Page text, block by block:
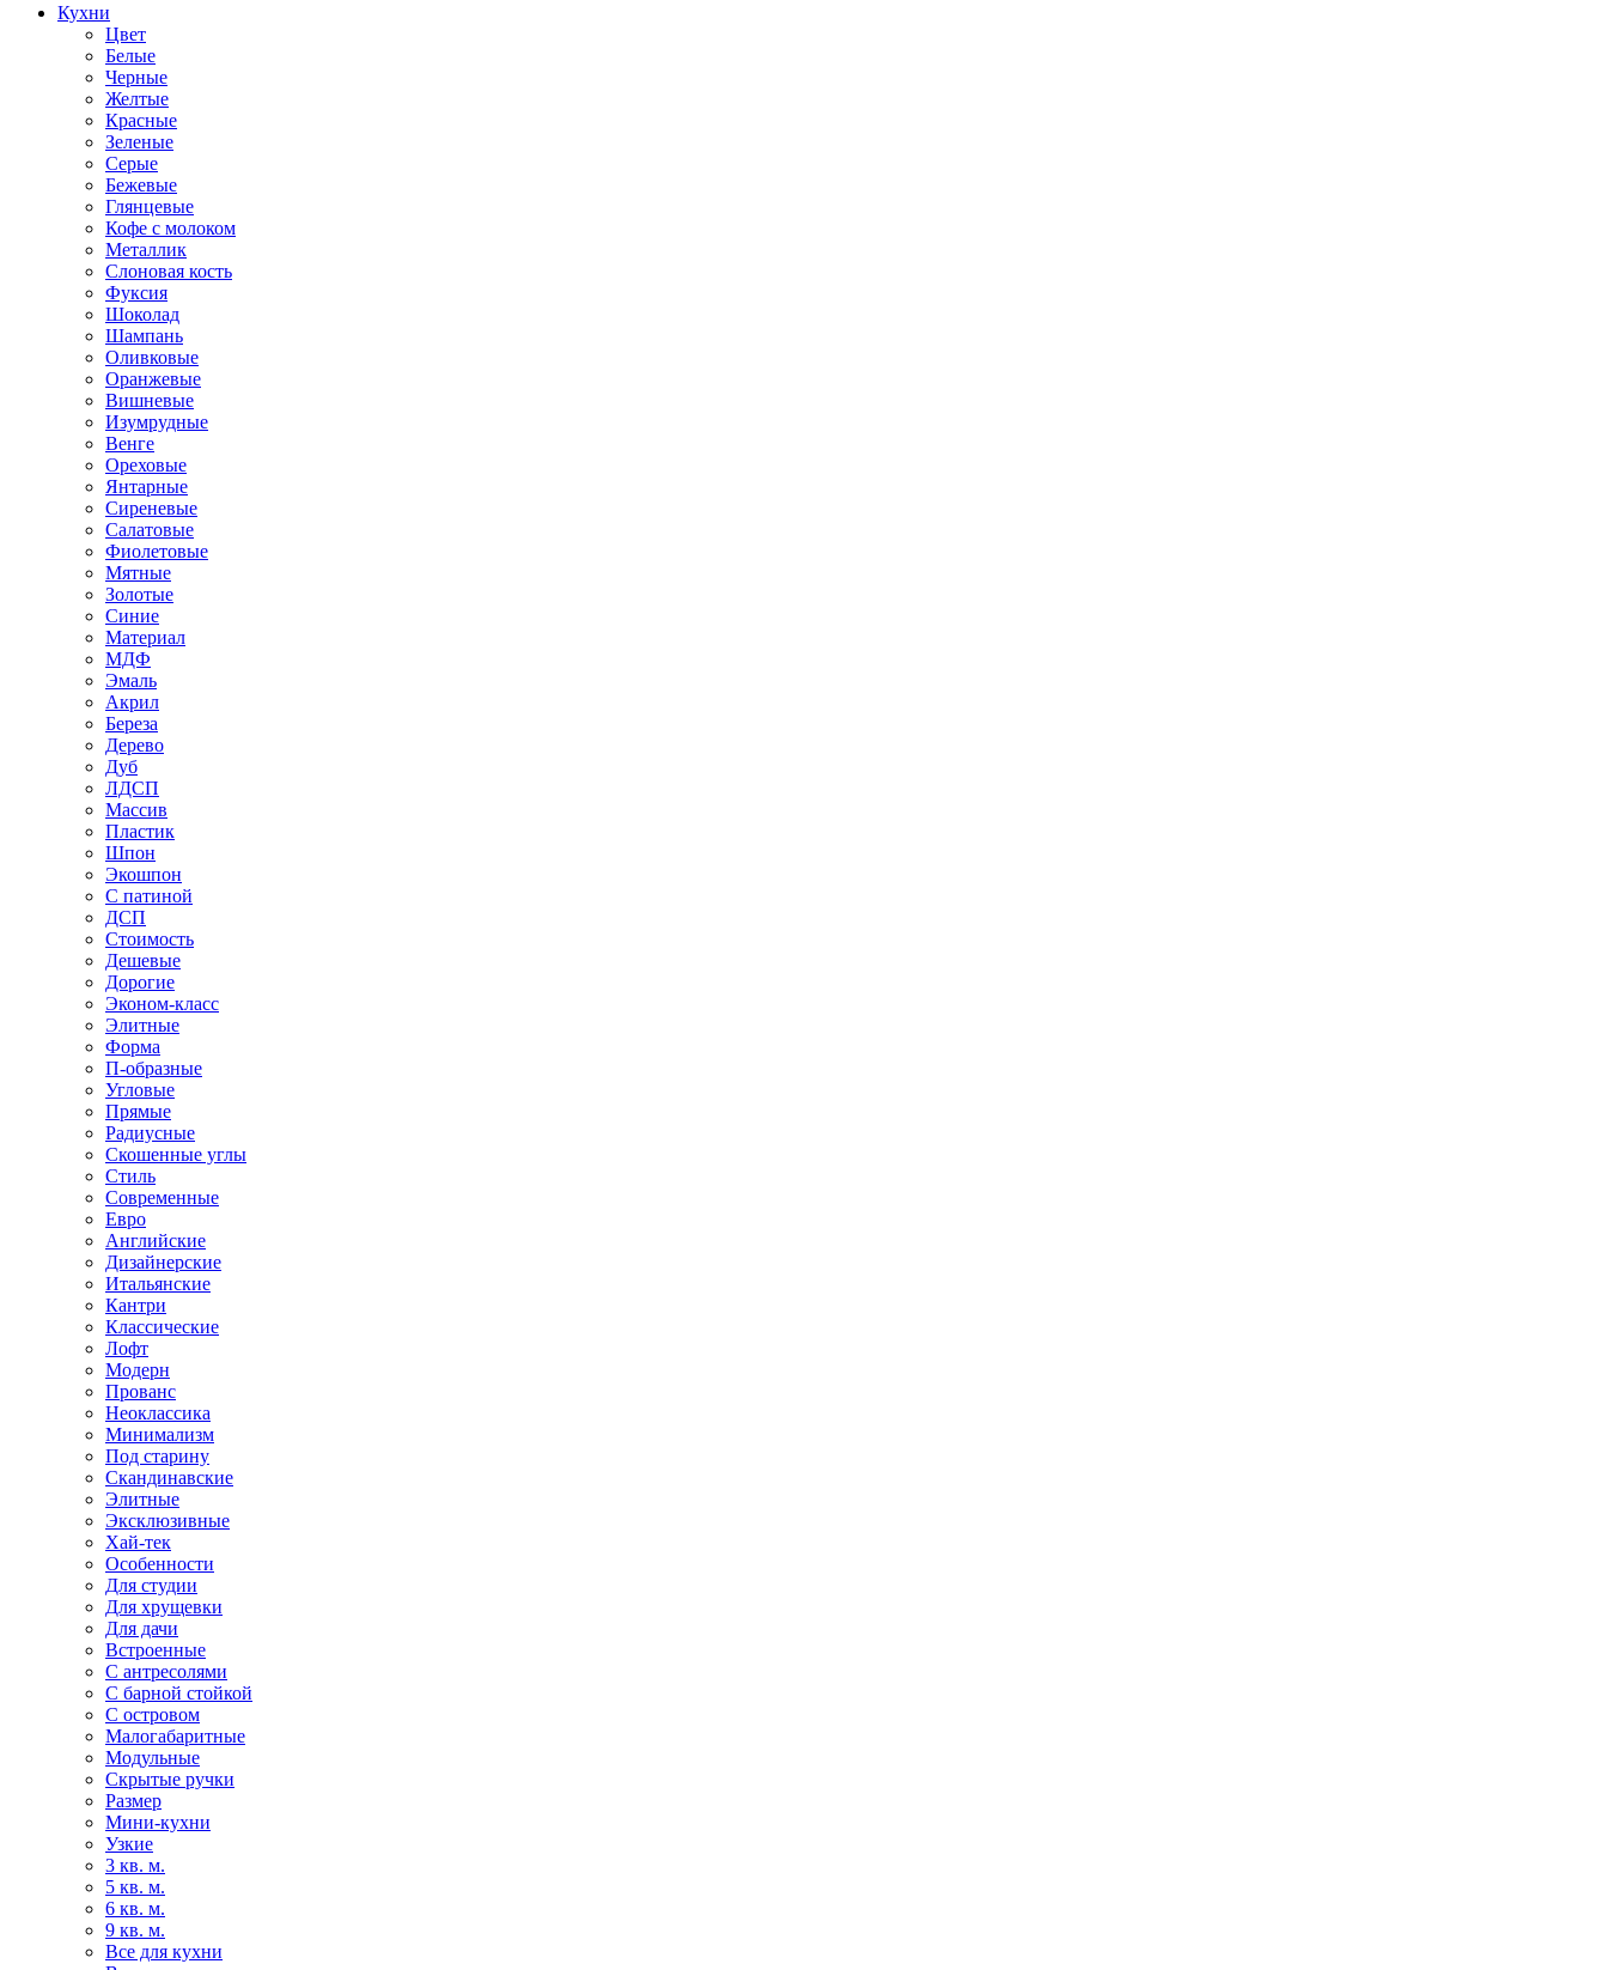
Кухни
Цвет
Белые
Черные
Желтые
Красные
Зеленые
Серые
Бежевые
Глянцевые
Кофе с молоком
Металлик
Слоновая кость
Фуксия
Шоколад
Шампань
Оливковые
Оранжевые
Вишневые
Изумрудные
Венге
Ореховые
Янтарные
Сиреневые
Салатовые
Фиолетовые
Мятные
Золотые
Синие
Материал
МДФ
Эмаль
Акрил
Береза
Дерево
Дуб
ЛДСП
Массив
Пластик
Шпон
Экошпон
С патиной
ДСП
Стоимость
Дешевые
Дорогие
Эконом-класс
Элитные
Форма
П-образные
Угловые
Прямые
Радиусные
Скошенные углы
Стиль
Современные
Евро
Английские
Дизайнерские
Итальянские
Кантри
Классические
Лофт
Модерн
Прованс
Неоклассика
Минимализм
Под старину
Скандинавские
Элитные
Эксклюзивные
Хай-тек
Особенности
Для студии
Для хрущевки
Для дачи
Встроенные
С антресолями
С барной стойкой
С островом
Малогабаритные
Модульные
Скрытые ручки
Размер
Мини-кухни
Узкие
3 кв. м.
5 кв. м.
6 кв. м.
9 кв. м.
Все для кухни